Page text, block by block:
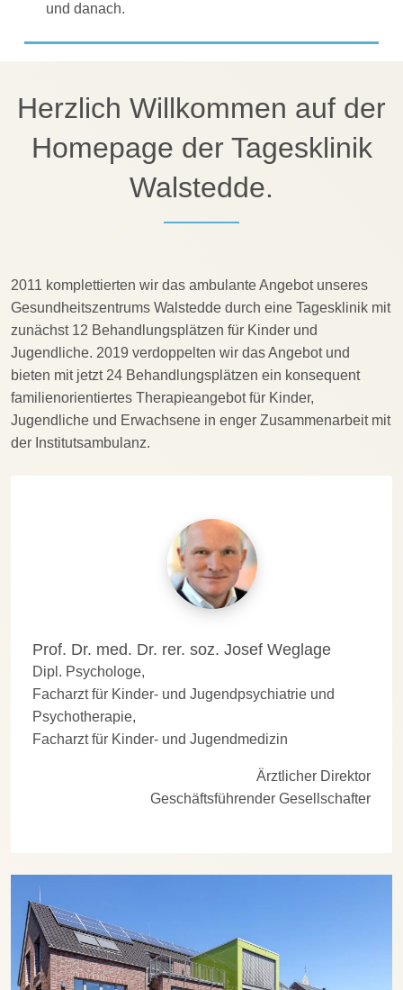
und danach.
Herzlich Willkommen auf der
Homepage der Tagesklinik
Walstedde.
2011 komplettierten wir das ambulante Angebot unseres
Gesundheitszentrums Walstedde durch eine Tagesklinik mit
zunächst 12 Behandlungsplätzen für Kinder und
Jugendliche. 2019 verdoppelten wir das Angebot und
bieten mit jetzt 24 Behandlungsplätzen ein konsequent
familienorientiertes Therapieangebot für Kinder,
Jugendliche und Erwachsene in enger Zusammenarbeit mit
der Institutsambulanz.
Prof. Dr. med. Dr. rer. soz. Josef Weglage
Dipl. Psychologe,
Facharzt für Kinder- und Jugendpsychiatrie und
Psychotherapie,
Facharzt für Kinder- und Jugendmedizin
Ärztlicher Direktor
Geschäftsführender Gesellschafter